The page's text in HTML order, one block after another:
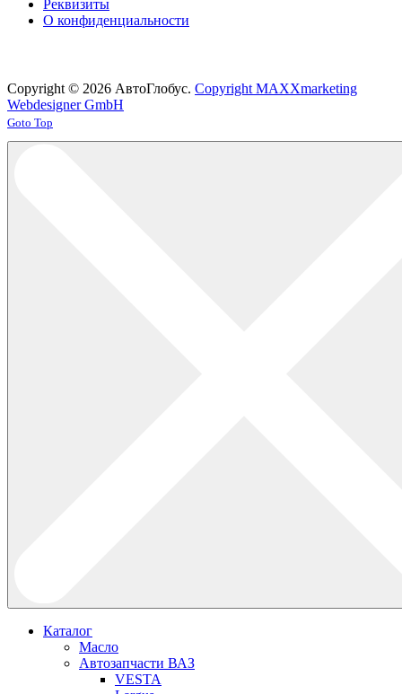
Реквизиты
О конфиденциальности
Copyright © 2026 АвтоГлобус. Copyright MAXXmarketing
Webdesigner GmbH
Joomla! 3 Templates
Goto Top
Каталог
Масло
Автозапчасти ВАЗ
VESTA